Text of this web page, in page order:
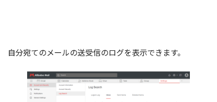
自分宛てのメールの送受信のログを表示できます。